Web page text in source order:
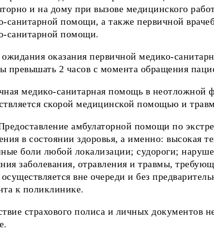
и на дому при вызове медицинского
санитарной помощи, а также первичной
санитарной помощи.
оказания первичной медико-
превышать 2 часов с момента обращения
медико-санитарная помощь в неотложной
скорой медицинской помощью и
амбулаторной помощи по
в состоянии здоровья, а именно: высокая
боли любой локализации; судороги;
заболевания, отравления и травмы,
осуществляется вне очереди и без
к поликлинике.
страхового полиса и личных документов